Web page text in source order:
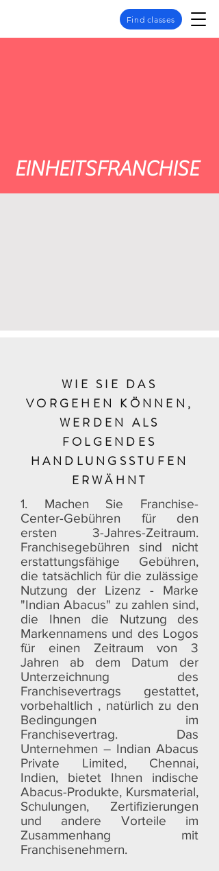
Find classes
EINHEITSFRANCHISE
WIE SIE DAS
VORGEHEN KÖNNEN,
WERDEN ALS
FOLGENDES
HANDLUNGSSTUFEN
ERWÄHNT
1. Machen Sie Franchise-
Center-Gebühren für den
ersten 3-Jahres-Zeitraum.
Franchisegebühren sind nicht
erstattungsfähige Gebühren,
die tatsächlich für die zulässige
Nutzung der Lizenz - Marke
"Indian Abacus" zu zahlen sind,
die Ihnen die Nutzung des
Markennamens und des Logos
für einen Zeitraum von 3
Jahren ab dem Datum der
Unterzeichnung des
Franchisevertrags gestattet,
vorbehaltlich , natürlich zu den
Bedingungen im
Franchisevertrag. Das
Unternehmen – Indian Abacus
Private Limited, Chennai,
Indien, bietet Ihnen indische
Abacus-Produkte, Kursmaterial,
Schulungen, Zertifizierungen
und andere Vorteile im
Zusammenhang mit
Franchisenehmern.